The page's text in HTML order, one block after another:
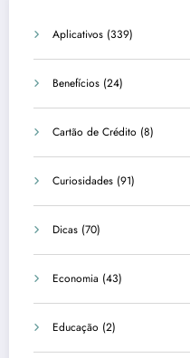
Aplicativos (339)
Benefícios (24)
Cartão de Crédito (8)
Curiosidades (91)
Dicas (70)
Economia (43)
Educação (2)